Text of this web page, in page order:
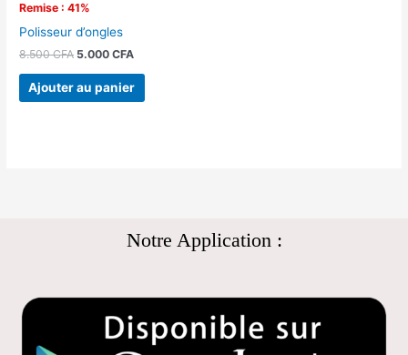
Remise : 41%
Polisseur d’ongles
8.500CFA 5.000CFA
Ajouter au panier
Notre Application :